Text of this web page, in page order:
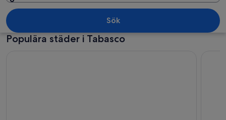
Ett torg med ett stort öppet
Sök
Populära städer i Tabasco